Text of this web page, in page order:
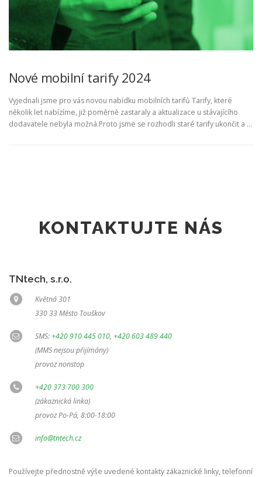
Nové mobilní tarify 2024
Vyjednali jsme pro vás novou nabídku mobilních tarifů Tarify, které
několik let nabízíme, již poměrně zastaraly a aktualizace u stávajícího
dodavatele nebyla možná.Proto jsme se rozhodli staré tarify ukončit a …
KONTAKTUJTE NÁS
TNtech, s.r.o.
Květná 301
330 33 Město Touškov
SMS:+420 910 445 010, +420 603 489 440
(MMS nejsou přijímány)
provoz nonstop
+420 373 700 300
(zákaznická linka)
provoz Po-Pá, 8:00-18:00
info@tntech.cz
Používejte přednostně výše uvedené kontakty zákaznické linky, telefonní